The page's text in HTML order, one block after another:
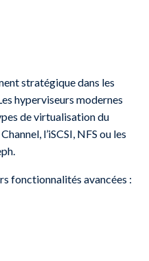
stratégique dans les
hyperviseurs modernes
de virtualisation du
l’iSCSI, NFS ou les
fonctionnalités avancées :